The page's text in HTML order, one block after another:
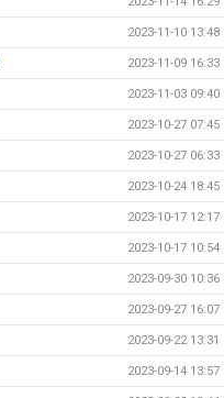
2023-11-10 13:48
2023-11-09 16:33
2023-11-03 09:40
2023-10-27 07:45
2023-10-27 06:33
2023-10-24 18:45
2023-10-17 12:17
2023-10-17 10:54
2023-09-30 10:36
2023-09-27 16:07
2023-09-22 13:31
2023-09-14 13:57